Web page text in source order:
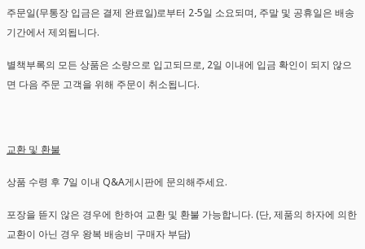
주문일(무통장 입금은 결제 완료일)로부터 2-5일 소요되며, 주말 및 공휴일은 배송
기간에서 제외됩니다.
별책부록의 모든 상품은 소량으로 입고되므로, 2일 이내에 입금 확인이 되지 않으
면 다음 주문 고객을 위해 주문이 취소됩니다.
교환 및 환불
상품 수령 후 7일 이내 Q&A게시판에 문의해주세요.
포장을 뜯지 않은 경우에 한하여 교환 및 환불 가능합니다. (단, 제품의 하자에 의한
교환이 아닌 경우 왕복 배송비 구매자 부담)